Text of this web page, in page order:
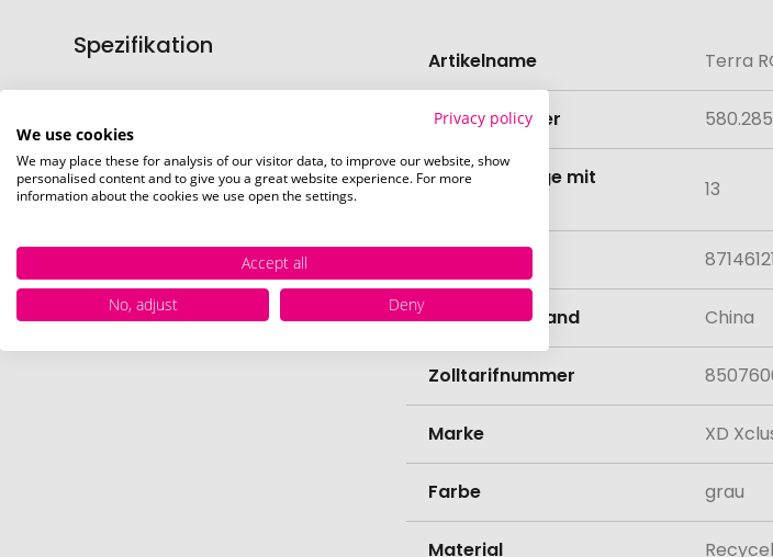
Spezifikation
Informationen
Artikelname Terra
Artikelnummer
Mindestmenge mit
13
Herstellungsland China
Zolltarifnummer
Marke XD
Farbe grau
Material
Privacy policy
We use cookies
We may place these for analysis of our visitor data, to improve our website, show
personalised content and to give you a great website experience. For more
information about the cookies we use open the settings.
Accept all
No, adjust
Deny